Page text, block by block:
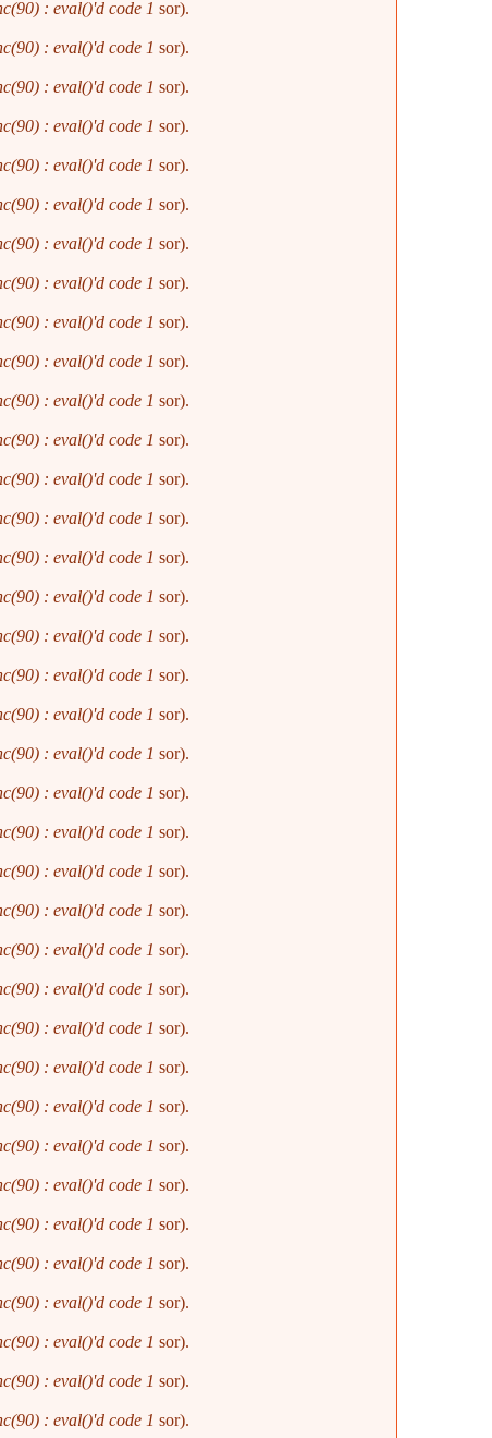
: eval()'d code 1 sor).
: eval()'d code 1 sor).
: eval()'d code 1 sor).
: eval()'d code 1 sor).
: eval()'d code 1 sor).
: eval()'d code 1 sor).
: eval()'d code 1 sor).
: eval()'d code 1 sor).
: eval()'d code 1 sor).
: eval()'d code 1 sor).
: eval()'d code 1 sor).
: eval()'d code 1 sor).
: eval()'d code 1 sor).
: eval()'d code 1 sor).
: eval()'d code 1 sor).
: eval()'d code 1 sor).
: eval()'d code 1 sor).
: eval()'d code 1 sor).
: eval()'d code 1 sor).
: eval()'d code 1 sor).
: eval()'d code 1 sor).
: eval()'d code 1 sor).
: eval()'d code 1 sor).
: eval()'d code 1 sor).
: eval()'d code 1 sor).
: eval()'d code 1 sor).
: eval()'d code 1 sor).
: eval()'d code 1 sor).
: eval()'d code 1 sor).
: eval()'d code 1 sor).
: eval()'d code 1 sor).
: eval()'d code 1 sor).
: eval()'d code 1 sor).
: eval()'d code 1 sor).
: eval()'d code 1 sor).
: eval()'d code 1 sor).
: eval()'d code 1 sor).